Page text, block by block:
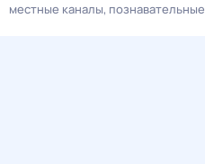
местные каналы познавательные